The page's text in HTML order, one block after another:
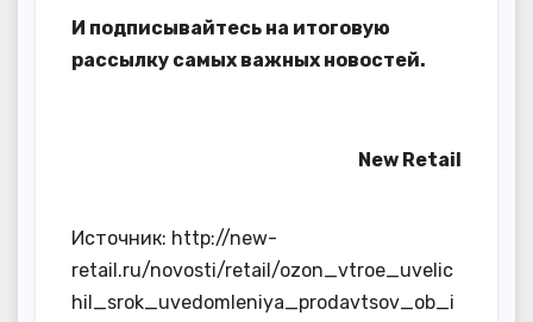
И подписывайтесь на итоговую
рассылку самых важных новостей.
New Retail
Источник: http://new-
retail.ru/novosti/retail/ozon_vtroe_uvelic
hil_srok_uvedomleniya_prodavtsov_ob_i